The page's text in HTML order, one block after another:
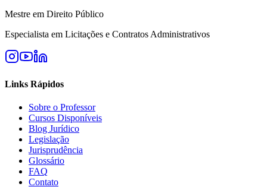
Mestre em Direito Público
Especialista em Licitações e Contratos Administrativos
Links Rápidos
Sobre o Professor
Cursos Disponíveis
Blog Jurídico
Legislação
Jurisprudência
Glossário
FAQ
Contato